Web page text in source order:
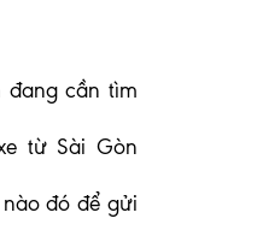
đang cần tìm
từ Sài Gòn
đó để gửi